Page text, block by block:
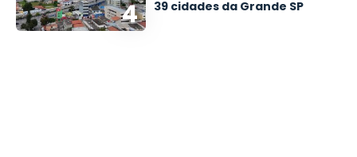
4
39 cidades da Grande SP